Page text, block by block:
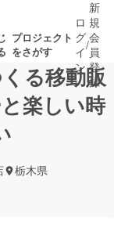
プロジェクト
をさがす
いプ
ロ
グ
イ
ン
/
新
規
会
員
登
録
る移動販
楽しい時
栃木県